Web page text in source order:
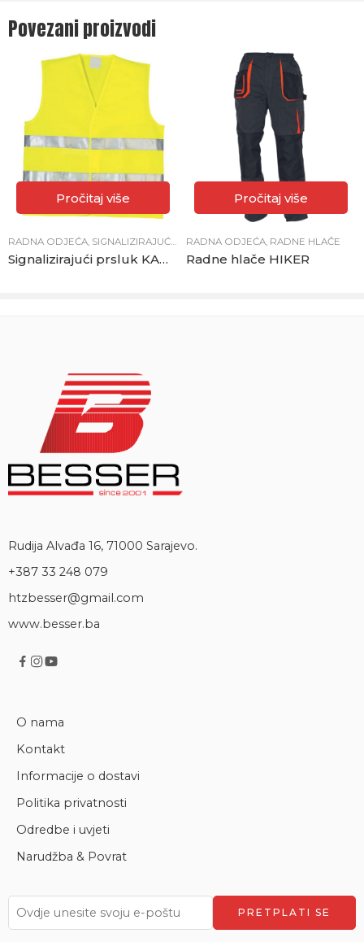
Povezani proizvodi
Pročitaj više
RADNA ODJEĆA, SIGNALIZIRAJUĆA OPREMA
Signalizirajući prsluk KANES žuti
Pročitaj više
RADNA ODJEĆA, RADNE HLAČE
Radne hlače HIKER
Rudija Alvađa 16, 71000 Sarajevo.
+387 33 248 079
htzbesser@gmail.com
www.besser.ba
O nama
Kontakt
Informacije o dostavi
Politika privatnosti
Odredbe i uvjeti
Narudžba & Povrat